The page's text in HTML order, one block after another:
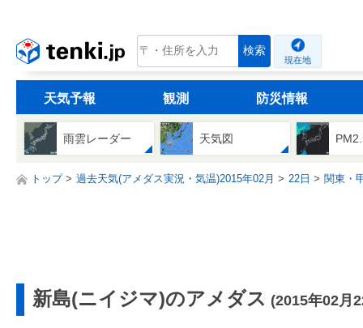
tenki.jp 検索
現在地
天気予報 観測 防災情報
雨雲レーダー 天気図
トップ 過去天気(アメダス実況・気温)2015年02月 22日 関東・
新島(ニイジマ)のアメダス (2015年02月